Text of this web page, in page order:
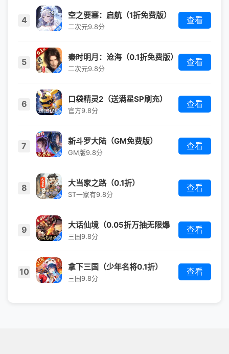
4
空之要塞：启航（1折免费版）
（买断券）
二次元9.8分
查看
5 秦时明月：沧海（0.1折免费版）
二次元9.8分
查看
6
口袋精灵2（送满星SP刷充）
（宝可梦）
官方9.8分
查看
7 新斗罗大陆（GM免费版）
GM版9.8分
查看
8 大当家之路（0.1折）
ST一家有9.8分
查看
9
大话仙境（0.05折万抽无限爆
衣）
三国9.8分
查看
10 拿下三国（少年名将0.1折）
三国9.8分
查看